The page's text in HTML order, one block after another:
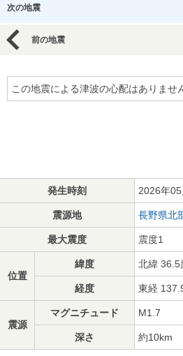
次の地震
前の地震
この地震による津波の心配はありませ
発生時刻 2026年
震源地 長野県北
最大震度 震度1
位置
緯度 北緯 36.5
経度 東経
震源
マグニチュード M1.7
深さ 約10km